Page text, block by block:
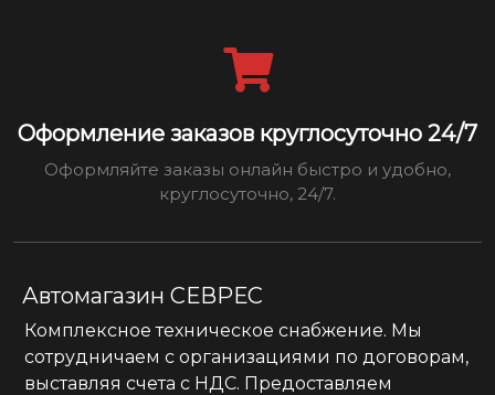
Оформление заказов круглосуточно 24/7
Оформляйте заказы онлайн быстро и удобно,
круглосуточно, 24/7.
Автомагазин СЕВРЕС
Комплексное техническое снабжение. Мы
сотрудничаем с организациями по договорам,
выставляя счета с НДС. Предоставляем